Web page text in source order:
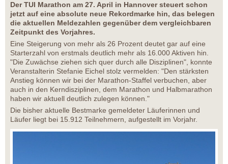
Der TUI Marathon am 27. April in Hannover steuert schon
jetzt auf eine absolute neue Rekordmarke hin, das belegen
die aktuellen Meldezahlen gegenüber dem vergleichbaren
Zeitpunkt des Vorjahres.
Eine Steigerung von mehr als 26 Prozent deutet gar auf eine
Starterzahl von erstmals deutlich mehr als 16.000 Aktiven hin.
"Die Zuwächse ziehen sich quer durch alle Disziplinen", konnte
Veranstalterin Stefanie Eichel stolz vermelden: "Den stärksten
Anstieg können wir bei der Marathon-Staffel verbuchen, aber
auch in den Kerndisziplinen, dem Marathon und Halbmarathon
haben wir aktuell deutlich zulegen können."
Die bisher aktuelle Bestmarke gemeldeter Läuferinnen und
Läufer liegt bei 15.912 Teilnehmern, aufgestellt im Vorjahr.